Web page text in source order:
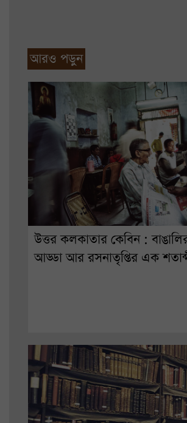
আরও পড়ুন
উত্তর কলকাতার কেবিন :
আড্ডা আর রসনাতৃপ্তির এক